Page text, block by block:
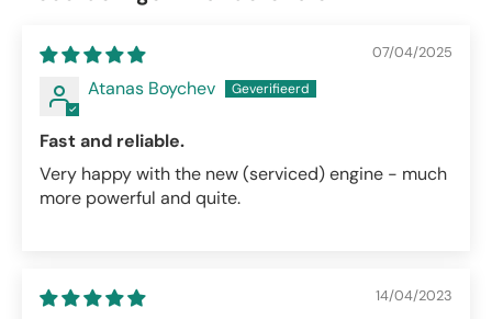
07/04/2025
Atanas Boychev
Fast and reliable.
Very happy with the new (serviced) engine - much
more powerful and quite.
14/04/2023